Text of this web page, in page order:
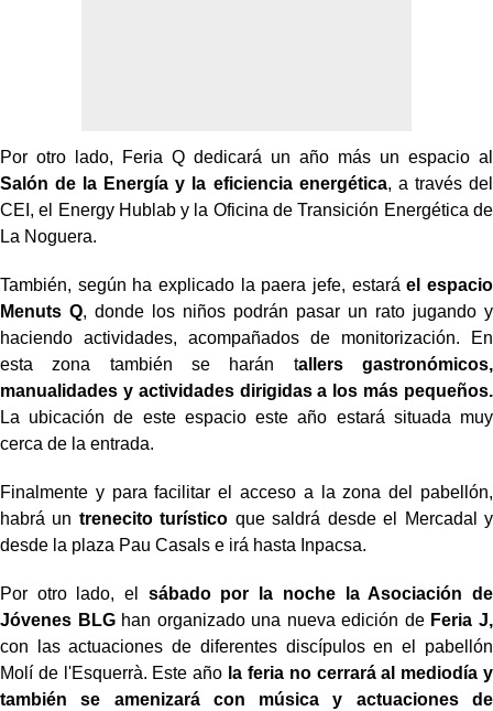
Por otro lado, Feria Q dedicará un año más un espacio al
Salón de la Energía y la eficiencia energética, a través del
CEI, el Energy Hublab y la Oficina de Transición Energética de
La Noguera.
También, según ha explicado la paera jefe, estaráel espacio
Menuts Q, donde los niños podrán pasar un rato jugando y
haciendo actividades, acompañados de monitorización. En
esta zona también se harán tallers gastronómicos,
manualidades y actividades dirigidas a los más pequeños.
La ubicación de este espacio este año estará situada muy
cerca de la entrada.
Finalmente y para facilitar el acceso a la zona del pabellón,
habrá un trenecito turístico que saldrá desde el Mercadal y
desde la plaza Pau Casals e irá hasta Inpacsa.
Por otro lado, el sábado por la noche la Asociación de
Jóvenes BLGhan organizado una nueva edición deFeria J,
con las actuaciones de diferentes discípulos en el pabellón
Molí de l'Esquerrà. Este año la feria no cerrará al mediodía y
también se amenizará con música y actuaciones de